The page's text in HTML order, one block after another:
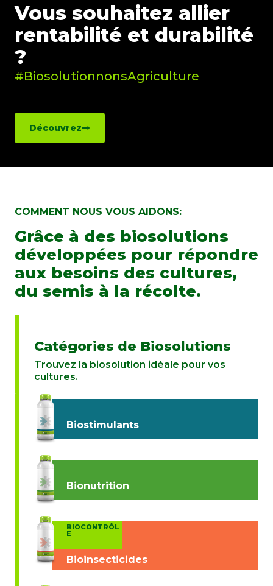
Vous souhaitez allier
rentabilité et durabilité
?
#BiosolutionnonsAgriculture
Découvrez
COMMENT NOUS VOUS AIDONS:
Grâce à des biosolutions
développées pour répondre
aux besoins des cultures,
du semis à la récolte.
Catégories de Biosolutions
Trouvez la biosolution idéale pour vos
cultures.
Biostimulants
Bionutrition
BIOCONTRÔL
E
Bioinsecticides